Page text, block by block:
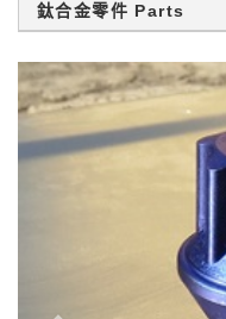
鈦合金零件 Parts